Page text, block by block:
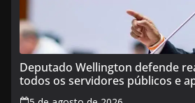
Deputado Wellington defende
todos os servidores públicos e
Maranhão